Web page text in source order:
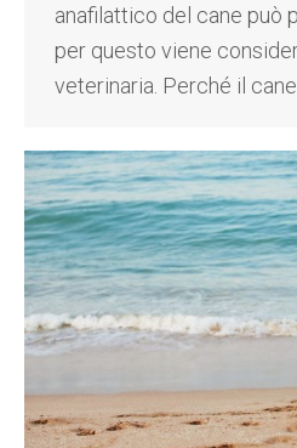
anafilattico del cane può
per questo viene
veterinaria. Perché il cane…